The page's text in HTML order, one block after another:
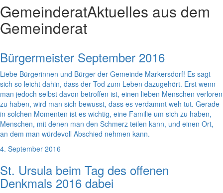
GemeinderatAktuelles aus dem
Gemeinderat
Bürgermeister September 2016
Liebe Bürgerinnen und Bürger der Gemeinde Markersdorf! Es sagt
sich so leicht dahin, dass der Tod zum Leben dazugehört. Erst wenn
man jedoch selbst davon betroffen ist, einen lieben Menschen verloren
zu haben, wird man sich bewusst, dass es verdammt weh tut. Gerade
in solchen Momenten ist es wichtig, eine Familie um sich zu haben,
Menschen, mit denen man den Schmerz teilen kann, und einen Ort,
an dem man würdevoll Abschied nehmen kann.
4. September 2016
St. Ursula beim Tag des offenen
Denkmals 2016 dabei